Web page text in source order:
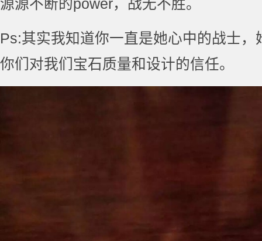
源源不断的power，战无不胜。
Ps:其实我知道你一直是她心中的战士，
你们对我们宝石质量和设计的信任。